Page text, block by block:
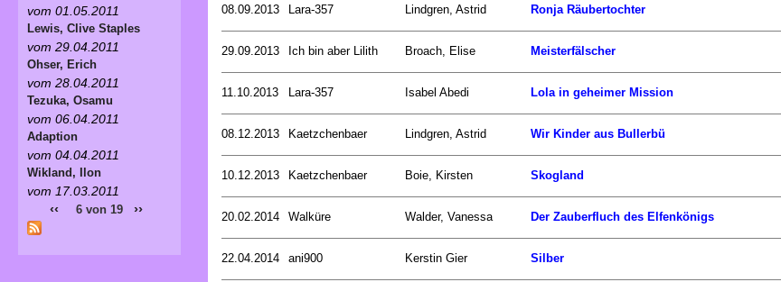
08.09.2013 Lara-357 Lindgren, Astrid Ronja Räubertochter
29.09.2013 Ich bin aber Lilith Broach, Elise Meisterfälscher
11.10.2013 Lara-357 Isabel Abedi Lola in geheimer Mission
08.12.2013 Kaetzchenbaer Lindgren, Astrid Wir Kinder aus Bullerbü
10.12.2013 Kaetzchenbaer Boie, Kirsten Skogland
20.02.2014 Walküre Walder, Vanessa Der Zauberfluch des Elfenkönigs
22.04.2014 ani900 Kerstin Gier Silber
vom 01.05.2011
Lewis, Clive Staples
vom 29.04.2011
Ohser, Erich
vom 28.04.2011
Tezuka, Osamu
vom 06.04.2011
Adaption
vom 04.04.2011
Wikland, Ilon
vom 17.03.2011
‹‹ 6 von 19 ››